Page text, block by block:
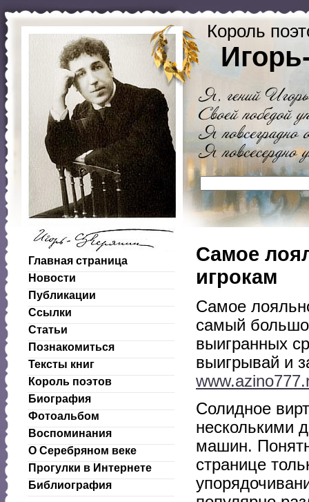
Король
Главная страница
Новости
Публикации
Ссылки
Статьи
Познакомиться
Тексты книг
Король поэтов
Биография
Фотоальбом
Воспоминания
О Серебряном веке
Прогулки в Интернете
Библиография
Самое
игрокам
Самое
самый
выигранных
выигрывай и
Солидное
несколькими
машин.
странице